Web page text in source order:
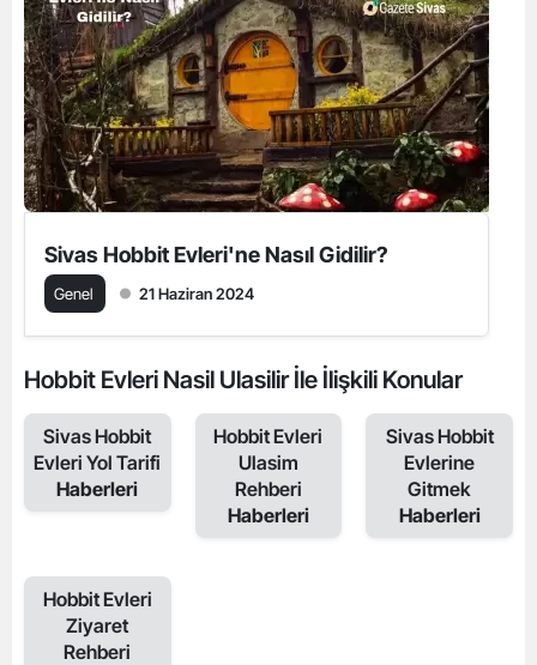
Sivas Hobbit Evleri'ne Nasıl Gidilir?
Genel 21 Haziran 2024
Hobbit Evleri Nasil Ulasilir İle İlişkili Konular
Sivas Hobbit
Evleri Yol Tarifi
Haberleri
Hobbit Evleri
Ulasim
Rehberi
Haberleri
Sivas Hobbit
Evlerine
Gitmek
Haberleri
Hobbit Evleri
Ziyaret
Rehberi